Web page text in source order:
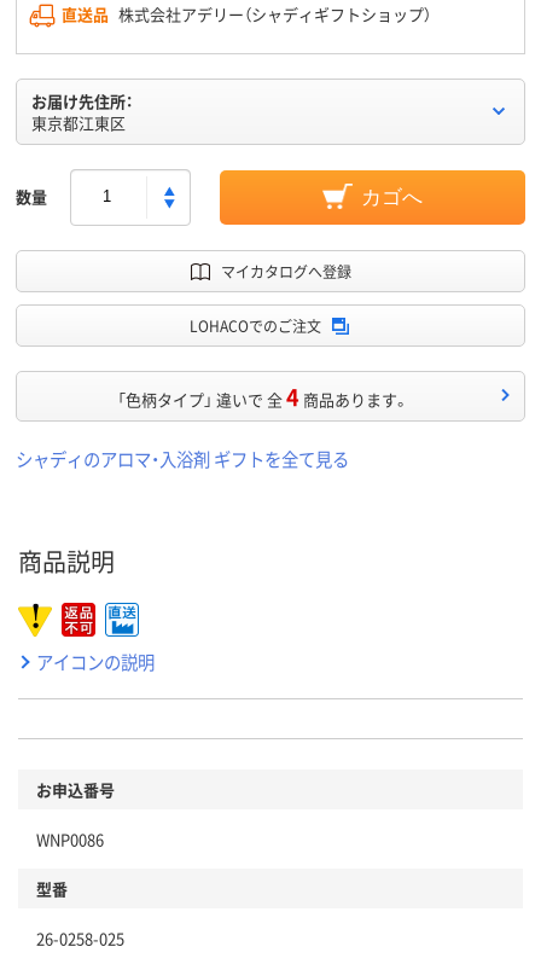
直送品 株式会社アデリー（シャディギフトショップ）
お届け先住所：
東京都江東区
数量 カゴへ
マイカタログへ登録
LOHACOでのご注文
「色柄タイプ」 違いで 全4 商品あります。
シャディのアロマ・入浴剤 ギフトを全て見る
商品説明
アイコンの説明
お申込番号
WNP0086
型番
26-0258-025